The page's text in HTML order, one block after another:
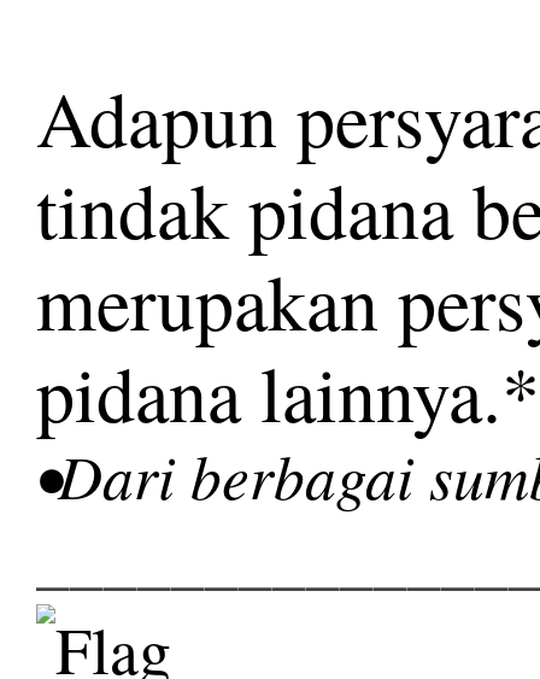
Adapun
tindak pidana
merupakan
pidana lainnya.*
•Dari berbagai